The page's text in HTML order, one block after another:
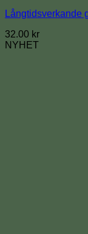
Långtidsverkande
32.00 kr
NYHET